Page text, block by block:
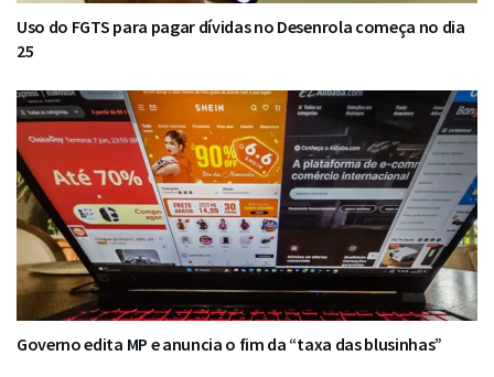
Uso do FGTS para pagar dívidas no Desenrola começa no dia
25
Governo edita MP e anuncia o fim da “taxa das blusinhas”